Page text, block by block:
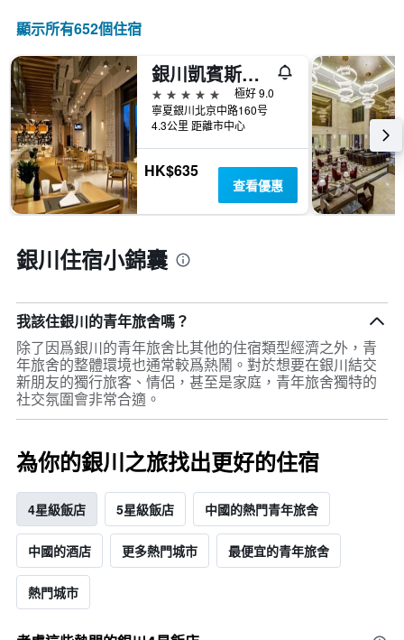
顯示所有652​個住宿
銀川凱賓斯基飯店
5星級
極好 9.0
寧夏銀川北京中路160号
4.3公里 距離市中心
HK$635
查看優惠
銀川住宿小錦囊
我該住銀川的青年旅舍嗎？
除了因爲銀川的青年旅舍比其他的住宿類型經濟之外，青
年旅舍的整體環境也通常較爲熱鬧。對於想要在銀川結交
新朋友的獨行旅客、情侶，甚至是家庭，青年旅舍獨特的
社交氛圍會非常合適。
為你的銀川之旅找出更好的住宿
4星級飯店 5星級飯店 中國的熱門青年旅舍
中國的酒店 更多熱門城市 最便宜的青年旅舍
熱門城市